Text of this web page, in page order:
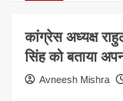
कांग्रेस अध्यक्ष
सिंह को बताया
Avneesh Mishra